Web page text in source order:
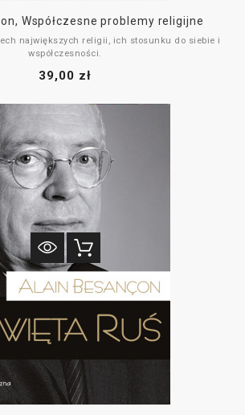
Współczesne problemy religijne
największych religii, ich stosunku do siebie i
współczesności.
w naszych czasach, o stosunku Kościoła do
39,00 zł